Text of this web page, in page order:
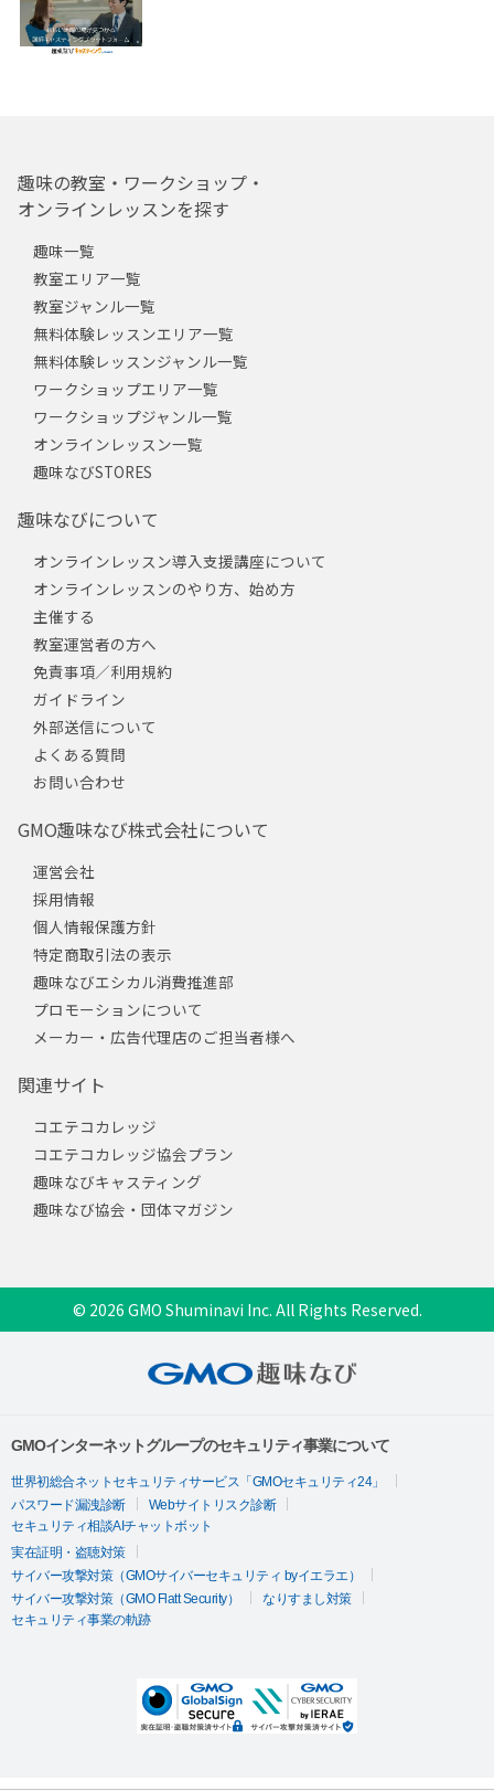
趣味の教室・ワークショップ・
オンラインレッスンを探す
趣味一覧
教室エリア一覧
教室ジャンル一覧
無料体験レッスンエリア一覧
無料体験レッスンジャンル一覧
ワークショップエリア一覧
ワークショップジャンル一覧
オンラインレッスン一覧
趣味なびSTORES
趣味なびについて
オンラインレッスン導入支援講座について
オンラインレッスンのやり方、始め方
主催する
教室運営者の方へ
免責事項／利用規約
ガイドライン
外部送信について
よくある質問
お問い合わせ
GMO趣味なび株式会社について
運営会社
採用情報
個人情報保護方針
特定商取引法の表示
趣味なびエシカル消費推進部
プロモーションについて
メーカー・広告代理店のご担当者様へ
関連サイト
コエテコカレッジ
コエテコカレッジ協会プラン
趣味なびキャスティング
趣味なび協会・団体マガジン
© 2026 GMO Shuminavi Inc. All Rights Reserved.